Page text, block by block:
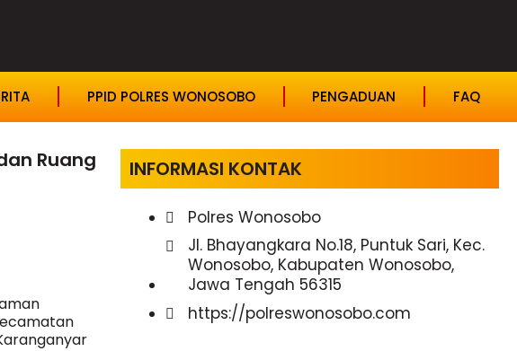
PPID POLRES WONOSOBO PENGADUAN FAQ
Ruang
INFORMASI KONTAK
Polres Wonosobo
Jl. Bhayangkara No.18, Puntuk Sari, Kec.
Wonosobo, Kabupaten Wonosobo,
Jawa Tengah 56315
https://polreswonosobo.com